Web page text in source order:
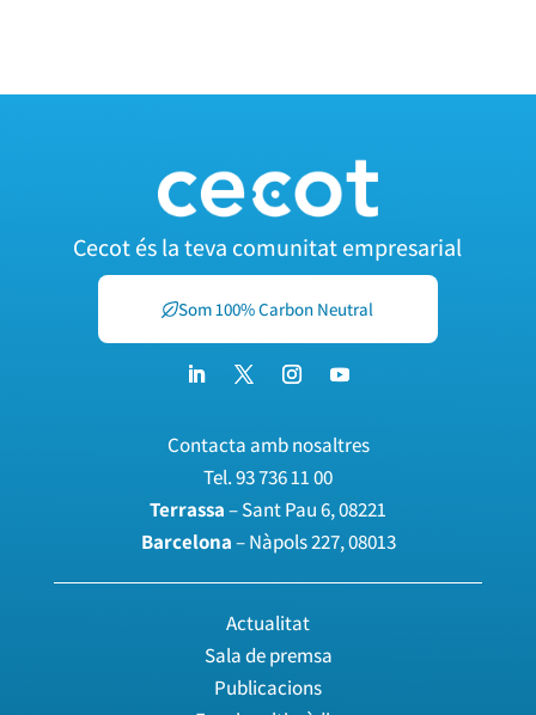
Cecot és la teva comunitat empresarial
Som 100% Carbon Neutral
Contacta amb nosaltres
Tel.93 736 11 00
Terrassa– Sant Pau 6, 08221
Barcelona– Nàpols 227, 08013
Actualitat
Sala de premsa
Publicacions